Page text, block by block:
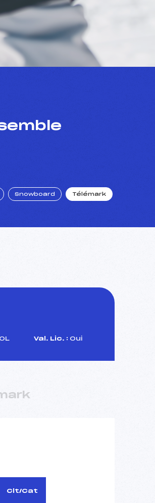
Snowboard Télémark
Val. Lic. : Oui
Clt/Cat